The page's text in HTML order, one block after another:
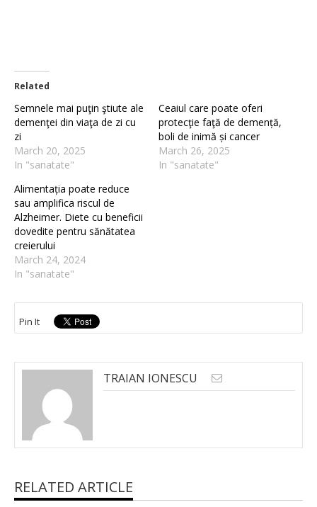
Related
Semnele mai puţin ştiute ale
demenţei din viaţa de zi cu
zi
March 20, 2025
In "sanatate"
Ceaiul care poate oferi
protecţie faţă de demență,
boli de inimă și cancer
March 26, 2025
In "sanatate"
Alimentația poate reduce
sau amplifica riscul de
Alzheimer. Diete cu beneficii
dovedite pentru sănătatea
creierului
March 24, 2024
In "sanatate"
Pin It
TRAIAN IONESCU
RELATED ARTICLE